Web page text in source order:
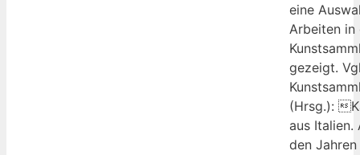
eine
Arbeiten in
gezeigt.
(Hrsg.):
aus Italien.
den